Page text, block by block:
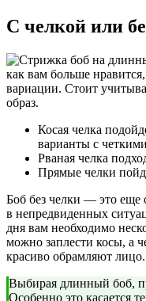
С челкой или
как вам больше
вариации. Стоит
образ.
Косая челка
варианты с
Рваная челка
Прямые челки
Боб без челки — это еще
в непредвиденных
дня вам необходимо
можно заплести косы, а
красиво обрамляют лицо.
Выбирая длинный боб,
Особенно это касается